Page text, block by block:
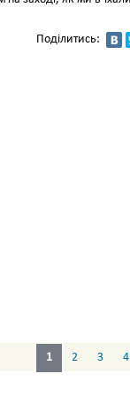
Поділитись:
1 2 3 4